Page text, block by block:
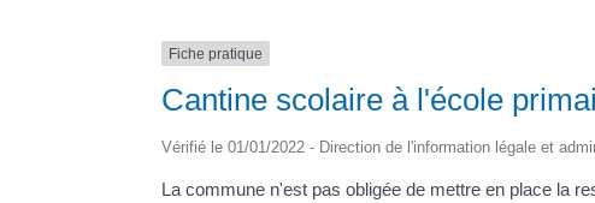
Fiche pratique
Cantine scolaire à l'école
Vérifié le 01/01/2022 - Direction de l'information légale et
La commune n'est pas obligée de mettre en place la